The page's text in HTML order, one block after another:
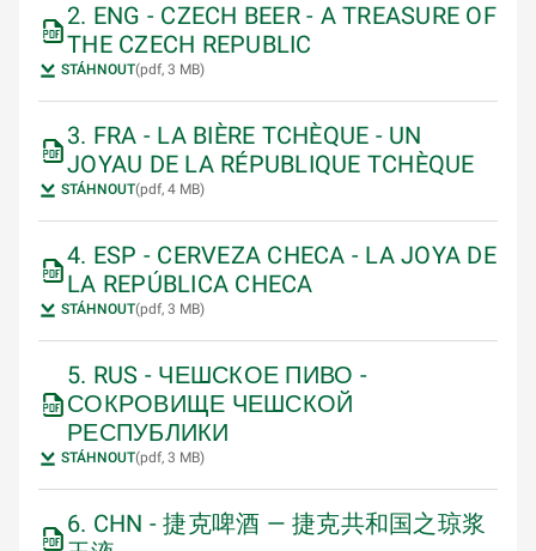
2. ENG - CZECH BEER - A TREASURE OF
THE CZECH REPUBLIC
STÁHNOUT(pdf, 3 MB)
3. FRA - LA BIÈRE TCHÈQUE - UN
JOYAU DE LA RÉPUBLIQUE TCHÈQUE
STÁHNOUT(pdf, 4 MB)
4. ESP - CERVEZA CHECA - LA JOYA DE
LA REPÚBLICA CHECA
STÁHNOUT(pdf, 3 MB)
5. RUS - ЧЕШСКОЕ ПИВО -
СОКРОВИЩЕ ЧЕШСКОЙ
РЕСПУБЛИКИ
STÁHNOUT(pdf, 3 MB)
6. CHN - 捷克啤酒 — 捷克共和国之琼浆